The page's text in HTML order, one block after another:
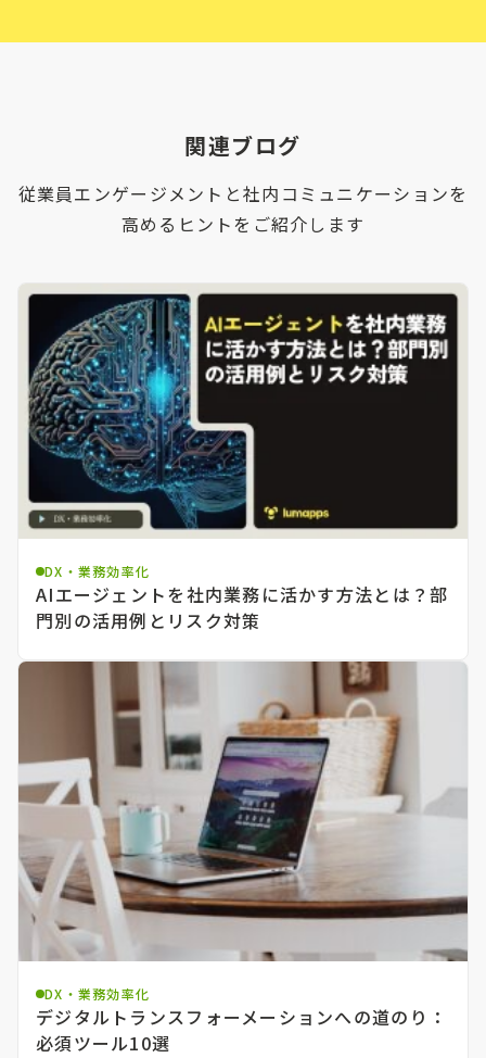
関連ブログ
従業員エンゲージメントと社内コミュニケーションを
高めるヒントをご紹介します
AIエージェントを社内業務に活かす方法とは？部
門別の活用例とリスク対策
DX・業務効率化
デジタルトランスフォーメーションへの道のり：
必須ツール10選
DX・業務効率化